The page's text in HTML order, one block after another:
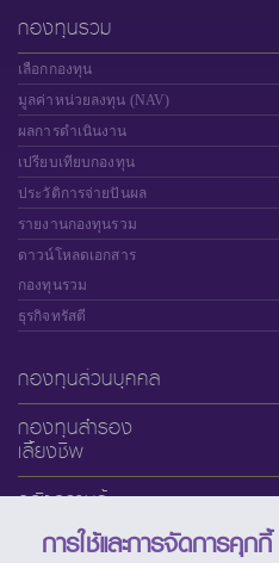
กองทุนรวม
เลือกกองทุน
มูลค่าหน่วยลงทุน (NAV)
ผลการดำเนินงาน
เปรียบเทียบกองทุน
ประวัติการจ่ายปันผล
รายงานกองทุนรวม
ดาวน์โหลดเอกสาร
กองทุนรวม
ธุรกิจทรัสตี
กองทุนส่วนบุคคล
กองทุนสำรอง
เลี้ยงชีพ
คลังความรู้
เกี่ยวกับ SCBAM
การใช้และการจัดการคุกกี้